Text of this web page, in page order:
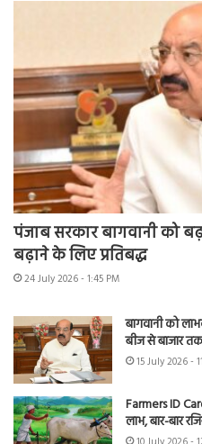
पंजाब सरकार बागवानी को
बढ़ाने के लिए प्रतिबद्ध
24 July 2026 - 1:45 PM
बागवानी को
बीज से बाजार
15 July 2026 -
Farmers ID
लाभ, बार-बार